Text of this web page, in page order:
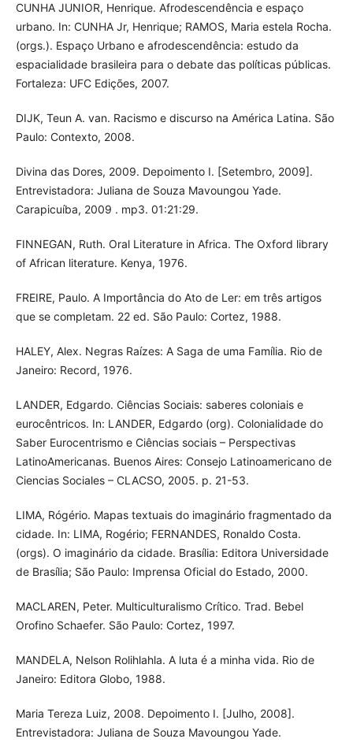
CUNHA JUNIOR, Henrique. Afrodescendência e espaço
urbano. In: CUNHA Jr, Henrique; RAMOS, Maria estela Rocha.
(orgs.). Espaço Urbano e afrodescendência: estudo da
espacialidade brasileira para o debate das políticas públicas.
Fortaleza: UFC Edições, 2007.
DIJK, Teun A. van. Racismo e discurso na América Latina. São
Paulo: Contexto, 2008.
Divina das Dores, 2009. Depoimento I. [Setembro, 2009].
Entrevistadora: Juliana de Souza Mavoungou Yade.
Carapicuíba, 2009 . mp3. 01:21:29.
FINNEGAN, Ruth. Oral Literature in Africa. The Oxford library
of African literature. Kenya, 1976.
FREIRE, Paulo. A Importância do Ato de Ler: em três artigos
que se completam. 22 ed. São Paulo: Cortez, 1988.
HALEY, Alex. Negras Raízes: A Saga de uma Família. Rio de
Janeiro: Record, 1976.
LANDER, Edgardo. Ciências Sociais: saberes coloniais e
eurocêntricos. In: LANDER, Edgardo (org). Colonialidade do
Saber Eurocentrismo e Ciências sociais – Perspectivas
LatinoAmericanas. Buenos Aires: Consejo Latinoamericano de
Ciencias Sociales – CLACSO, 2005. p. 21-53.
LIMA, Rógério. Mapas textuais do imaginário fragmentado da
cidade. In: LIMA, Rogério; FERNANDES, Ronaldo Costa.
(orgs). O imaginário da cidade. Brasília: Editora Universidade
de Brasília; São Paulo: Imprensa Oficial do Estado, 2000.
MACLAREN, Peter. Multiculturalismo Crítico. Trad. Bebel
Orofino Schaefer. São Paulo: Cortez, 1997.
MANDELA, Nelson Rolihlahla. A luta é a minha vida. Rio de
Janeiro: Editora Globo, 1988.
Maria Tereza Luiz, 2008. Depoimento I. [Julho, 2008].
Entrevistadora: Juliana de Souza Mavoungou Yade.